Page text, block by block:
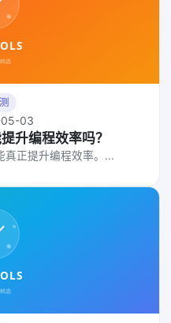
03
升编程效率吗？
真正提升编程效率。...